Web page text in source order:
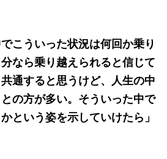
こういった状況は何回か乗り
なら乗り越えられると信じて
通すると思うけど、人生の中
の方が多い。そういった中で
という姿を示していけたら」